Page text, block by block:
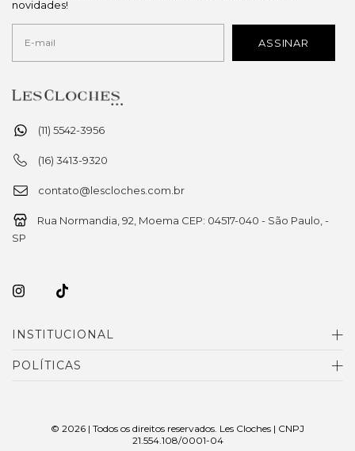
(11) 5542-3956
(16) 3413-9320
contato@lescloches.com.br
Rua Normandia, 92, Moema CEP: 04517-040 - São Paulo, -
SP
INSTITUCIONAL
POLÍTICAS
novidades!
© 2026 | Todos os direitos reservados. Les Cloches | CNPJ
21.554.108/0001-04